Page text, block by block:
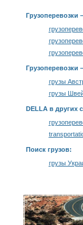
Грузоперевозки
Грузоперевозки –
грузы
грузы
DELLA в других
Поиск грузов:
грузы